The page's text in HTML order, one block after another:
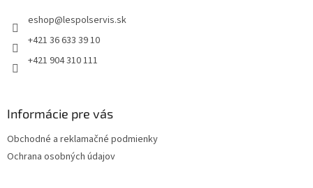
eshop@lespolservis.sk
+421 36 633 39 10
+421 904 310 111
Informácie pre vás
Obchodné a reklamačné podmienky
Ochrana osobných údajov